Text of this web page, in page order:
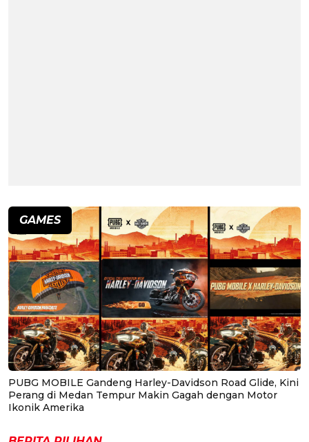
GAMES
PUBG MOBILE Gandeng Harley-Davidson Road Glide, Kini
Perang di Medan Tempur Makin Gagah dengan Motor
Ikonik Amerika